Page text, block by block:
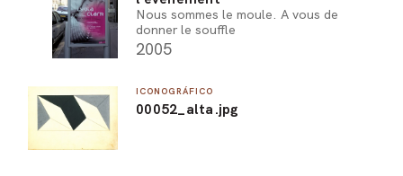
Nous sommes le moule. A vous de
donner le souffle
2005
ICONOGRÁFICO
00052_alta.jpg